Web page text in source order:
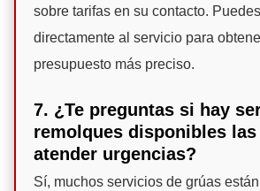
sobre tarifas en su contacto.
directamente al servicio para
presupuesto más preciso.
7. ¿Te preguntas si hay
remolques disponibles las
atender urgencias?
Sí, muchos servicios de grúas